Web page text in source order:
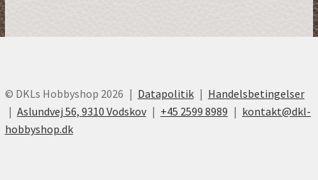
© DKLs Hobbyshop 2026 Datapolitik
Handelsbetingelser
Aslundvej 56, 9310 Vodskov
+45 2599 8989
kontakt@dkl-
hobbyshop.dk